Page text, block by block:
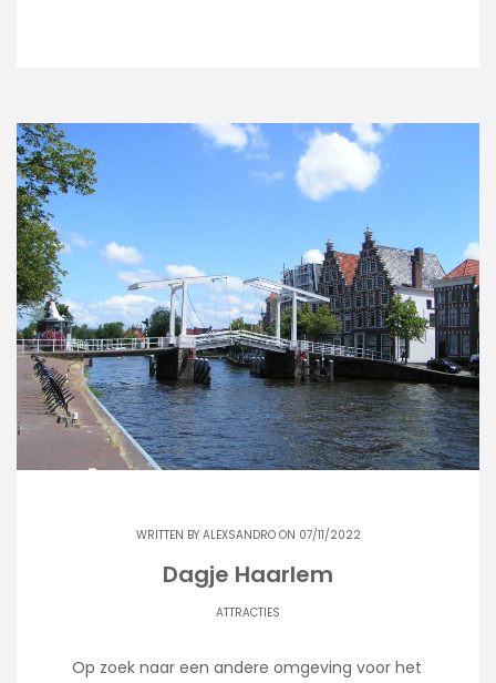
WRITTEN BY ALEXSANDROON 07/11/2022
Dagje Haarlem
ATTRACTIES
Op zoek naar een andere omgeving voor het